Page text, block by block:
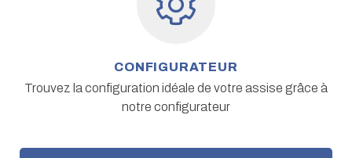
CONFIGURATEUR
Trouvez la configuration idéale de votre assise grâce à
notre configurateur